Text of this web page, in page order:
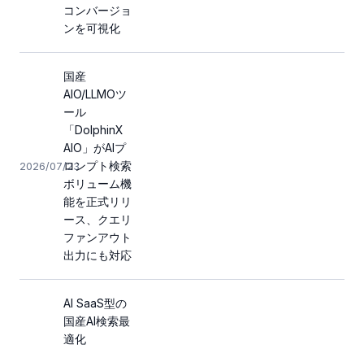
コンバージョ
ンを可視化
2026/07/23
国産
AIO/LLMOツ
ール
「DolphinX
AIO」がAIプ
ロンプト検索
ボリューム機
能を正式リリ
ース、クエリ
ファンアウト
出力にも対応
AI SaaS型の
国産AI検索最
適化